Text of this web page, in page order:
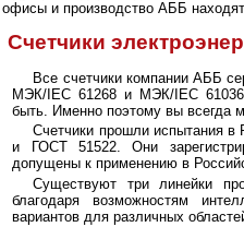
и производство АББ
Счетчики
Все счетчики компании АББ
МЭК/IEC 61268 и МЭК/IEC
быть. Именно поэтому вы всегда
Счетчики прошли испытания в
и ГОСТ 51522. Они
допущены к применению в
Существуют три линейки
благодаря возможностям
вариантов для различных